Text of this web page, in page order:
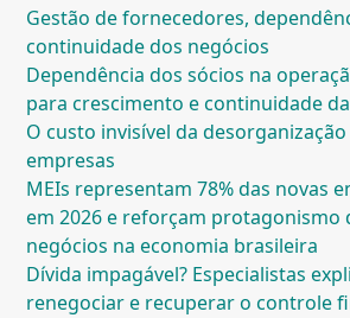
Gestão de fornecedores,
continuidade dos negócios
Dependência dos sócios na
para crescimento e continuidade
O custo invisível da
empresas
MEIs representam 78% das novas
em 2026 e reforçam protagonismo
negócios na economia brasileira
Dívida impagável? Especialistas
renegociar e recuperar o controle